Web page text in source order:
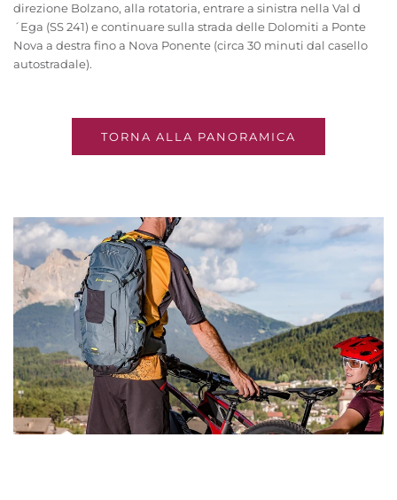
direzione Bolzano, alla rotatoria, entrare a sinistra nella Val d
´Ega (SS 241) e continuare sulla strada delle Dolomiti a Ponte
Nova a destra fino a Nova Ponente (circa 30 minuti dal casello
autostradale).
TORNA ALLA PANORAMICA